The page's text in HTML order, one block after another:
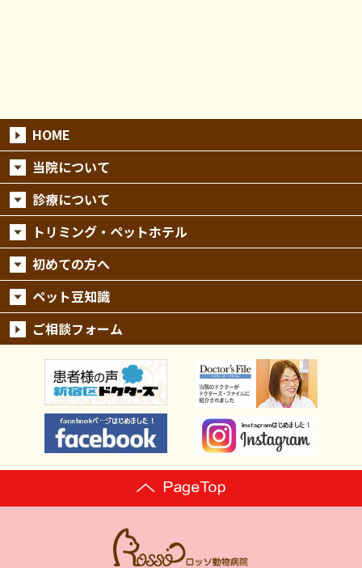
HOME
当院について
診療について
トリミング・ペットホテル
初めての方へ
ペット豆知識
ご相談フォーム